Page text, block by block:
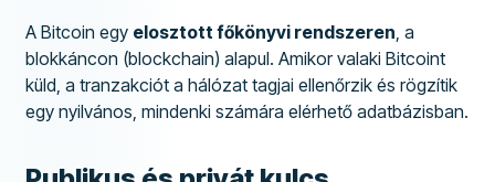
A Bitcoin egy elosztott főkönyvi rendszeren, a
blokkáncon (blockchain) alapul. Amikor valaki Bitcoint
küld, a tranzakciót a hálózat tagjai ellenőrzik és rögzítik
egy nyilvános, mindenki számára elérhető adatbázisban.